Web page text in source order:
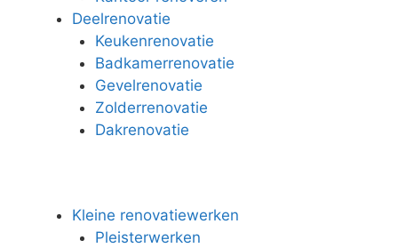
Deelrenovatie
Keukenrenovatie
Badkamerrenovatie
Gevelrenovatie
Zolderrenovatie
Dakrenovatie
Kleine renovatiewerken
Pleisterwerken